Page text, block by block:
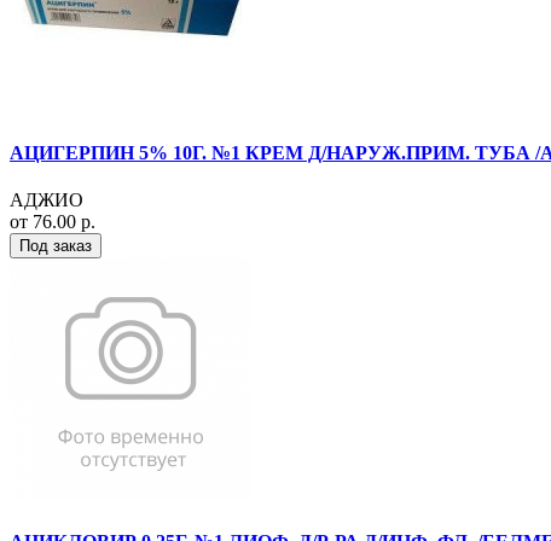
АЦИГЕРПИН 5% 10Г. №1 КРЕМ Д/НАРУЖ.ПРИМ. ТУБА
АДЖИО
от 76.00 р.
Под заказ